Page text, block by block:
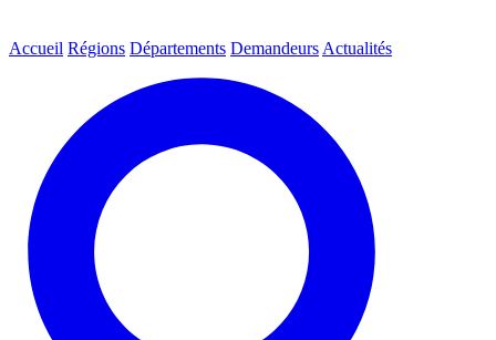
Accueil Régions Départements Demandeurs Actualités